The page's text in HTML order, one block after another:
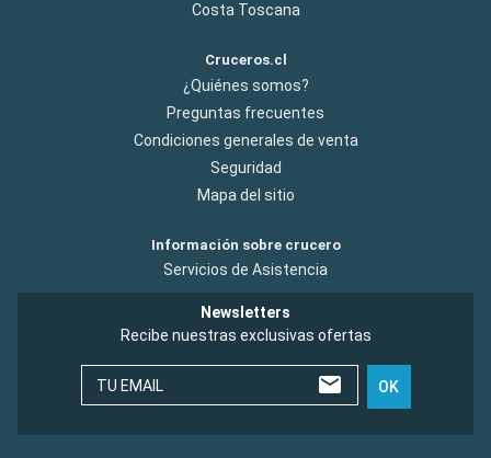
Costa Toscana
Cruceros.cl
¿Quiénes somos?
Preguntas frecuentes
Condiciones generales de venta
Seguridad
Mapa del sitio
Información sobre crucero
Servicios de Asistencia
Newsletters
Recibe nuestras exclusivas ofertas
TU EMAIL OK